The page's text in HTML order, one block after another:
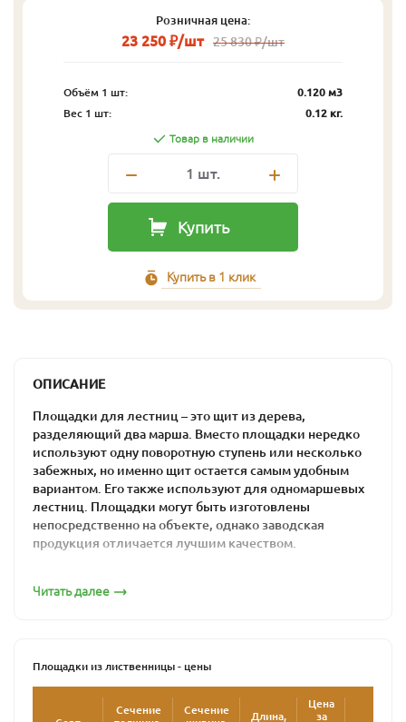
Розничная цена:
23 250 ₽/шт 25 830 ₽/шт
Объём 1 шт:
0.120 м3
Вес 1 шт:
0.12 кг.
Товар в наличии
1 шт.
Купить
Купить в 1 клик
ОПИСАНИЕ
Площадки для лестниц – это щит из дерева,
разделяющий два марша. Вместо площадки нередко
используют одну поворотную ступень или несколько
забежных, но именно щит остается самым удобным
вариантом. Его также используют для одномаршевых
лестниц. Площадки могут быть изготовлены
непосредственно на объекте, однако заводская
продукция отличается лучшим качеством.
даже крупногабаритные площадки для лестниц лучше
лестничных маршей любых размеров – до 1200 мм в
ширину и 3000 мм в длину. У нас есть широкий выбор
Читать далее
Площадки из лиственницы - цены
Сечение
Сечение
Длина,
Цена
за